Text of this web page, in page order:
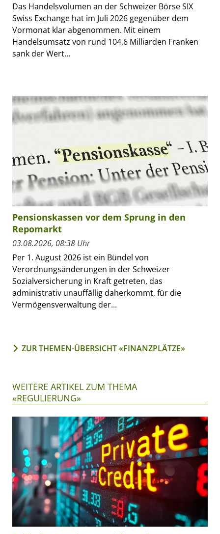
Das Handelsvolumen an der Schweizer Börse SIX
Swiss Exchange hat im Juli 2026 gegenüber dem
Vormonat klar abgenommen. Mit einem
Handelsumsatz von rund 104,6 Milliarden Franken
sank der Wert...
Pensionskassen vor dem Sprung in den
Repomarkt
03.08.2026, 08:38 Uhr
Per 1. August 2026 ist ein Bündel von
Verordnungsänderungen in der Schweizer
Sozialversicherung in Kraft getreten, das
administrativ unauffällig daherkommt, für die
Vermögensverwaltung der...
ZUR THEMEN-ÜBERSICHT «FINANZPLÄTZE»
WEITERE ARTIKEL ZUM THEMA
«REGULIERUNG»